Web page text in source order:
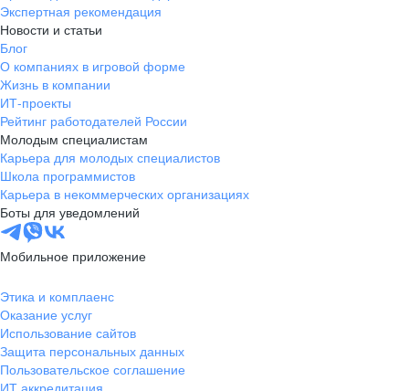
Экспертная рекомендация
Новости и статьи
Блог
О компаниях в игровой форме
Жизнь в компании
ИТ-проекты
Рейтинг работодателей России
Молодым специалистам
Карьера для молодых специалистов
Школа программистов
Карьера в некоммерческих организациях
Боты для уведомлений
Мобильное приложение
Этика и комплаенс
Оказание услуг
Использование сайтов
Защита персональных данных
Пользовательское соглашение